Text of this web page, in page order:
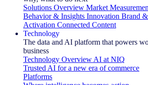
Solutions Overview Market
Behavior & Insights Innovation Brand
Activation Connected Content
Technology
The data and AI platform that powers
business
Technology Overview AI at NIQ
Trusted AI for a new era of commerce
Platforms